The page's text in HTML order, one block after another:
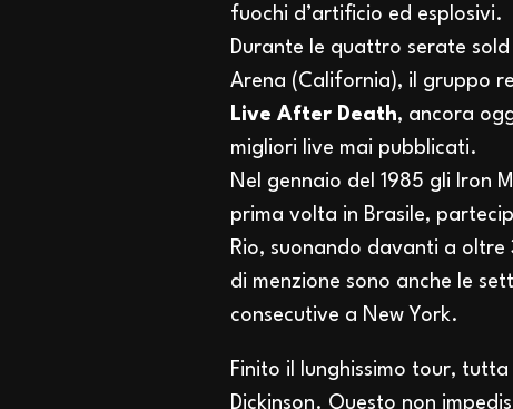
fuochi d’artificio ed esplosivi.
Durante le quattro serate
Arena (California), il gruppo
Live After Death, ancora
migliori live mai pubblicati.
Nel gennaio del 1985 gli Iron
prima volta in Brasile,
Rio, suonando davanti a
di menzione sono anche le
consecutive a New York.
Finito il lunghissimo tour,
Dickinson. Questo non